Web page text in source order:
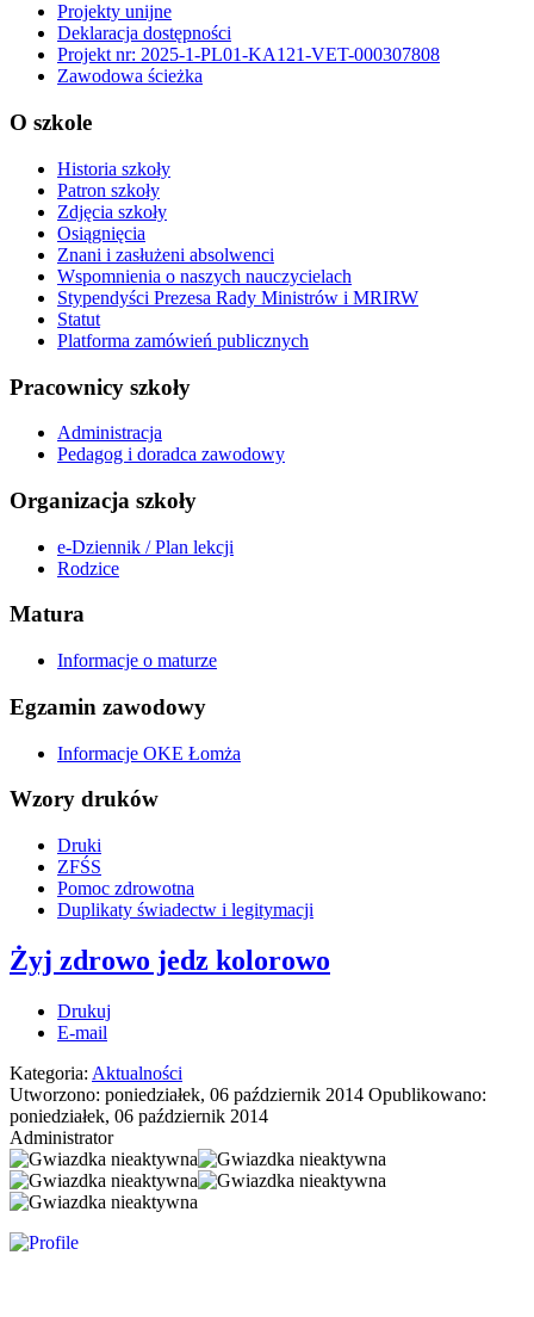
Projekty unijne
Deklaracja dostępności
Projekt nr: 2025-1-PL01-KA121-VET-000307808
Zawodowa ścieżka
O szkole
Historia szkoły
Patron szkoły
Zdjęcia szkoły
Osiągnięcia
Znani i zasłużeni absolwenci
Wspomnienia o naszych nauczycielach
Stypendyści Prezesa Rady Ministrów i MRIRW
Statut
Platforma zamówień publicznych
Pracownicy szkoły
Administracja
Pedagog i doradca zawodowy
Organizacja szkoły
e-Dziennik / Plan lekcji
Rodzice
Matura
Informacje o maturze
Egzamin zawodowy
Informacje OKE Łomża
Wzory druków
Druki
ZFŚS
Pomoc zdrowotna
Duplikaty świadectw i legitymacji
Żyj zdrowo jedz kolorowo
Drukuj
E-mail
Kategoria: Aktualności
Utworzono: poniedziałek, 06 październik 2014 Opublikowano:
poniedziałek, 06 październik 2014
Administrator